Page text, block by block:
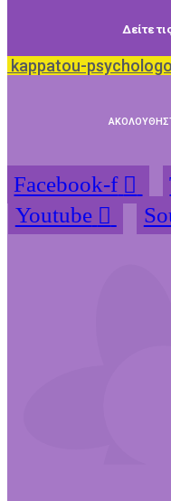
Δείτε
kappatou-
Facebook-f
Youtube